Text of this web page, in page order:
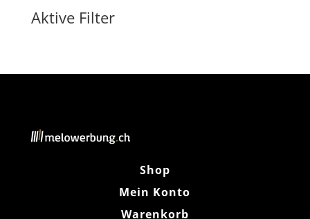
Aktive Filter
Shop
Mein Konto
Warenkorb